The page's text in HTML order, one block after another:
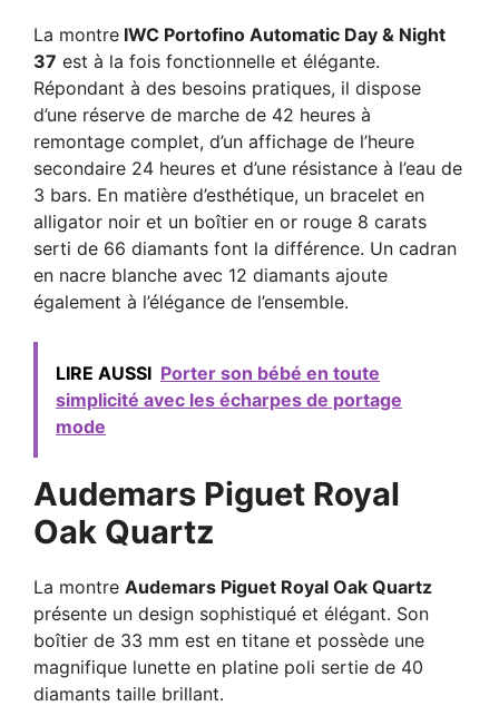
La montre IWC Portofino Automatic Day & Night
37 est à la fois fonctionnelle et élégante.
Répondant à des besoins pratiques, il dispose
d’une réserve de marche de 42 heures à
remontage complet, d’un affichage de l’heure
secondaire 24 heures et d’une résistance à l’eau de
3 bars. En matière d’esthétique, un bracelet en
alligator noir et un boîtier en or rouge 8 carats
serti de 66 diamants font la différence. Un cadran
en nacre blanche avec 12 diamants ajoute
également à l’élégance de l’ensemble.
LIRE AUSSI Porter son bébé en toute
simplicité avec les écharpes de portage
mode
Audemars Piguet Royal
Oak Quartz
La montre Audemars Piguet Royal Oak Quartz
présente un design sophistiqué et élégant. Son
boîtier de 33 mm est en titane et possède une
magnifique lunette en platine poli sertie de 40
diamants taille brillant.